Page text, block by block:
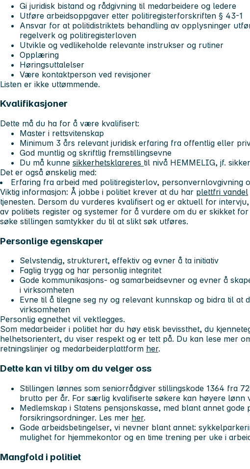
Gi juridisk bistand og rådgivning til medarbeidere og ledere
Utføre arbeidsoppgaver etter politiregisterforskriften § 43-1
Ansvar for at politidistriktets behandling av opplysninger
regelverk og politiregisterloven
Utvikle og vedlikeholde relevante instrukser og rutiner
Opplæring
Høringsuttalelser
Være kontaktperson ved revisjoner
Listen er ikke uttømmende.
Kvalifikasjoner
Dette må du ha for å være kvalifisert:
Master i rettsvitenskap
Minimum 3 års relevant juridisk erfaring fra offentlig eller
God muntlig og skriftlig fremstillingsevne
Du må kunne sikkerhetsklareres til nivå HEMMELIG, jf.
Det er også ønskelig med:
Erfaring fra arbeid med politiregisterlov, personvernlovgivning
Viktig informasjon: Å jobbe i politiet krever at du har plettfri vandel
tjenesten. Dersom du vurderes kvalifisert og er aktuell for
av politiets register og systemer for å vurdere om du er skikket for
søke stillingen samtykker du til at slikt søk utføres.
Personlige egenskaper
Selvstendig, strukturert, effektiv og evner å ta initiativ
Faglig trygg og har personlig integritet
Gode kommunikasjons- og samarbeidsevner og evner å
i virksomheten
Evne til å tilegne seg ny og relevant kunnskap og bidra til at
virksomheten
Personlig egnethet vil vektlegges.
Som medarbeider i politiet har du høy etisk bevissthet, du
helhetsorientert, du viser respekt og er tett på. Du kan lese mer
retningslinjer og medarbeiderplattform her.
Dette kan vi tilby om du velger oss
Stillingen lønnes som seniorrådgiver stillingskode 1364 fra
brutto per år. For særlig kvalifiserte søkere kan høyere lønn
Medlemskap i Statens pensjonskasse, med blant annet gode
forsikringsordninger. Les mer her.
Gode arbeidsbetingelser, vi nevner blant annet:
mulighet for hjemmekontor og en time trening per uke i
Mangfold i politiet